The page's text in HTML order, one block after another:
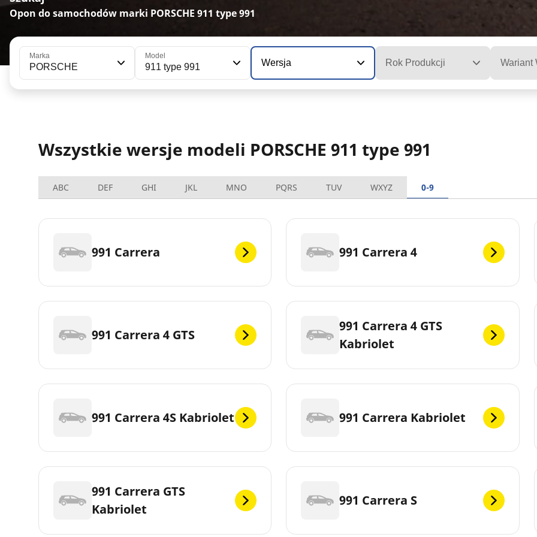
Opon do samochodów marki PORSCHE 911 type 991
Marka
PORSCHE
Model
911 type 991 Wersja Rok Produkcji Wariant
Wszystkie wersje modeli PORSCHE 911 type 991
ABC DEF GHI JKL MNO PQRS TUV WXYZ 0-9
991 Carrera 991 Carrera 4
991 Carrera 4 GTS
991 Carrera 4 GTS
Kabriolet
991 Carrera 4S Kabriolet 991 Carrera Kabriolet
991 Carrera GTS
Kabriolet
991 Carrera S